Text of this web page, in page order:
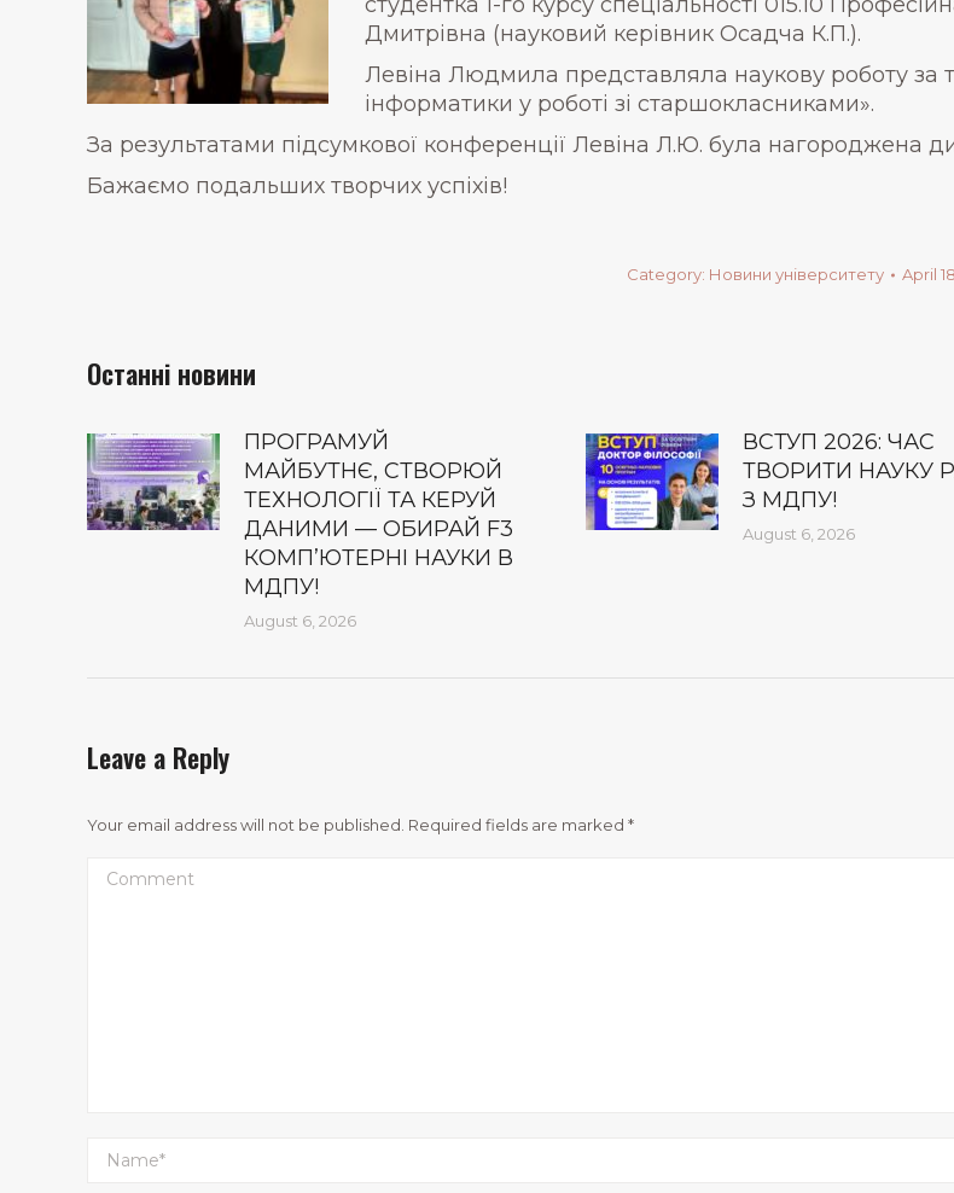
Дмитрівна (науковий керівник Осадча К.П.).
Левіна Людмила представляла наукову роботу за
інформатики у роботі зі старшокласниками».
За результатами підсумкової конференції Левіна Л.Ю. була нагороджена
Бажаємо подальших творчих успіхів!
Category: Новини університету April
Останні новини
ПРОГРАМУЙ
МАЙБУТНЄ, СТВОРЮЙ
ТЕХНОЛОГІЇ ТА КЕРУЙ
ДАНИМИ — ОБИРАЙ F3
КОМП’ЮТЕРНІ НАУКИ В
МДПУ!
August 6, 2026
ВСТУП 2026: ЧАС
ТВОРИТИ НАУКУ
З МДПУ!
August 6, 2026
Leave a Reply
Your email address will not be published. Required fields are marked *
Comment
Name *